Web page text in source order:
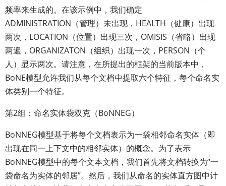
频率来生成的。在该示例中，我们确定
ADMINISTRATION（管理）未出现，HEALTH（健康）出现
两次，LOCATION（位置）出现三次，OMISIS（省略）出现
两遍，ORGANIZATON（组织）出现一次，PERSON（个
人）显示两次。请注意，在所提出的框架的当前版本中，
BoNE模型允许我们从每个文档中提取六个特征，每个命名实
体类别一个特征。
第2组：命名实体袋双克（BoNNEG）
BoNNEG模型基于将每个文档表示为一袋相邻命名实体（即
出现在同一上下文中的相邻实体）的概念。为了表示
BoNNEG模型中的每个文本文档，我们首先将文档转换为“一
袋命名为实体的邻居”。然后，我们从命名的实体直方图中计